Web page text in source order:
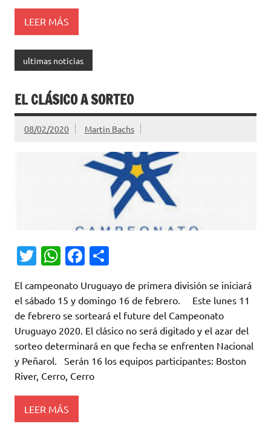
LEER MÁS
ultimas noticias
EL CLÁSICO A SORTEO
08/02/2020 Martin Bachs
T
it
te
r
W
at
s
A
p
p
Fa
e
b
o
o
k
m
p
ar
ti
r
El campeonato Uruguayo de primera división se iniciará
el sábado 15 y domingo 16 de febrero. Este lunes 11
de febrero se sorteará el future del Campeonato
Uruguayo 2020. El clásico no será digitado y el azar del
sorteo determinará en que fecha se enfrenten Nacional
y Peñarol. Serán 16 los equipos participantes: Boston
River, Cerro, Cerro
LEER MÁS